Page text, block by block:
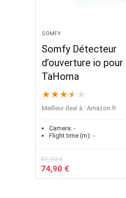
SOMFY
Somfy Détecteur
d’ouverture io pour
TaHoma
★ ★ ★ ★ ★
Meilleur deal à : Amazon.fr
Camera: -
Flight time (m): -
81,90€
74,90 €